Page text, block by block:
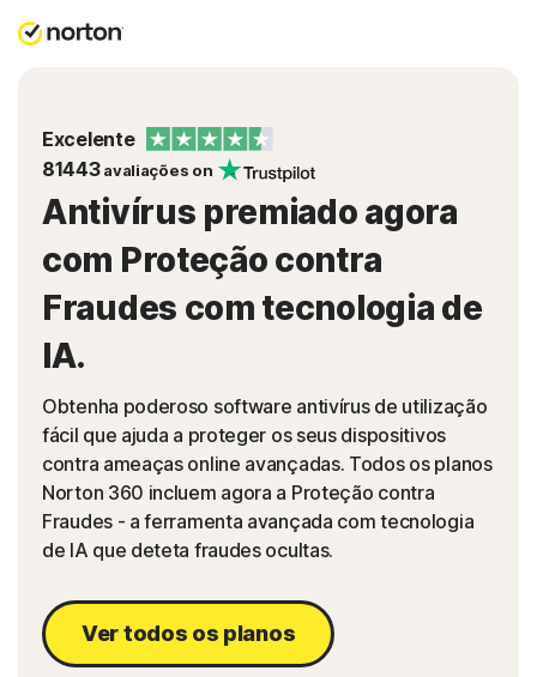
Excelente
81443avaliações on
Antivírus premiado agora
com Proteção contra
Fraudes com tecnologia de
IA.
Obtenha poderoso software antivírus de utilização
fácil que ajuda a proteger os seus dispositivos
contra ameaças online avançadas. Todos os planos
Norton 360 incluem agora a Proteção contra
Fraudes - a ferramenta avançada com tecnologia
de IA que deteta fraudes ocultas.
Ver todos os planos